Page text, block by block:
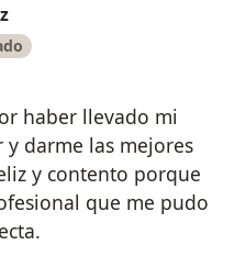
haber llevado mi
y darme las mejores
y contento porque
que me pudo